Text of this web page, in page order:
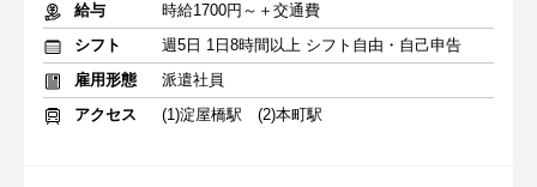
給与
時給1700円～＋交通費
シフト
週5日 1日8時間以上 シフト自由・自己申告
雇用形態
派遣社員
アクセス
(1)淀屋橋駅 (2)本町駅